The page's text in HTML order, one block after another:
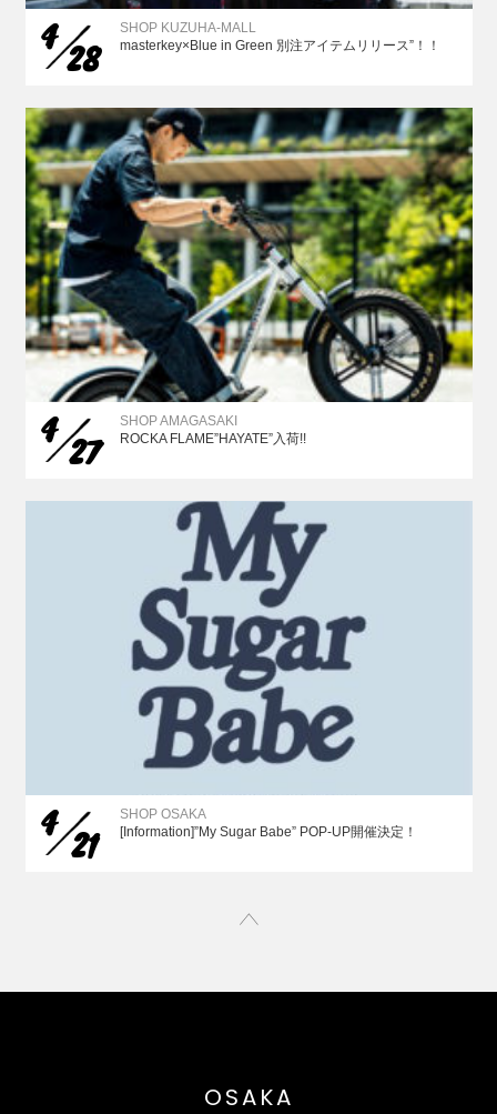
4 28
SHOP KUZUHA-MALL
masterkey×Blue in Green 別注アイテムリリース”！！
4 27
SHOP AMAGASAKI
ROCKA FLAME”HAYATE”入荷!!
4 21
SHOP OSAKA
[Information]”My Sugar Babe” POP-UP開催決定！
OSAKA